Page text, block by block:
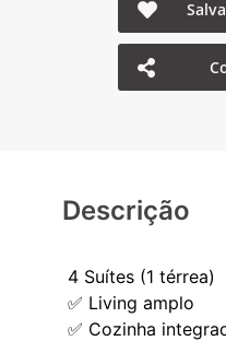
Descrição
4 Suítes (1 térrea)
✅ Living amplo
✅ Cozinha